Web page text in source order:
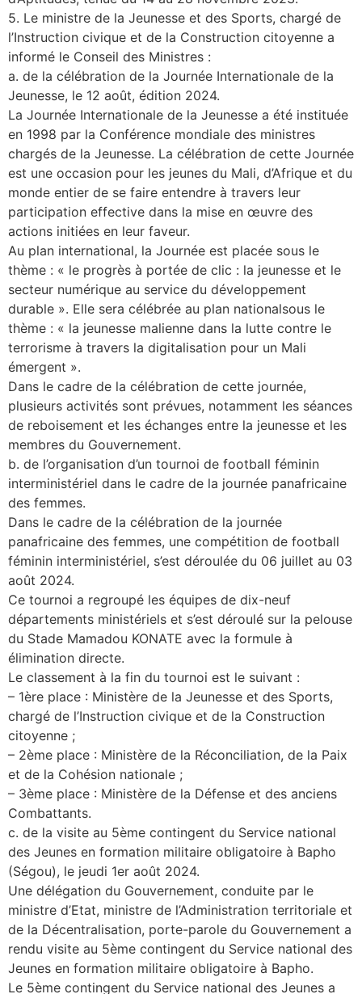
5. Le ministre de la Jeunesse et des Sports, chargé de
l’Instruction civique et de la Construction citoyenne a
informé le Conseil des Ministres :
a. de la célébration de la Journée Internationale de la
Jeunesse, le 12 août, édition 2024.
La Journée Internationale de la Jeunesse a été instituée
en 1998 par la Conférence mondiale des ministres
chargés de la Jeunesse. La célébration de cette Journée
est une occasion pour les jeunes du Mali, d’Afrique et du
monde entier de se faire entendre à travers leur
participation effective dans la mise en œuvre des
actions initiées en leur faveur.
Au plan international, la Journée est placée sous le
thème : « le progrès à portée de clic : la jeunesse et le
secteur numérique au service du développement
durable ». Elle sera célébrée au plan nationalsous le
thème : « la jeunesse malienne dans la lutte contre le
terrorisme à travers la digitalisation pour un Mali
émergent ».
Dans le cadre de la célébration de cette journée,
plusieurs activités sont prévues, notamment les séances
de reboisement et les échanges entre la jeunesse et les
membres du Gouvernement.
b. de l’organisation d’un tournoi de football féminin
interministériel dans le cadre de la journée panafricaine
des femmes.
Dans le cadre de la célébration de la journée
panafricaine des femmes, une compétition de football
féminin interministériel, s’est déroulée du 06 juillet au 03
août 2024.
Ce tournoi a regroupé les équipes de dix-neuf
départements ministériels et s’est déroulé sur la pelouse
du Stade Mamadou KONATE avec la formule à
élimination directe.
Le classement à la fin du tournoi est le suivant :
– 1ère place : Ministère de la Jeunesse et des Sports,
chargé de l’Instruction civique et de la Construction
citoyenne ;
– 2ème place : Ministère de la Réconciliation, de la Paix
et de la Cohésion nationale ;
– 3ème place : Ministère de la Défense et des anciens
Combattants.
c. de la visite au 5ème contingent du Service national
des Jeunes en formation militaire obligatoire à Bapho
(Ségou), le jeudi 1er août 2024.
Une délégation du Gouvernement, conduite par le
ministre d’Etat, ministre de l’Administration territoriale et
de la Décentralisation, porte-parole du Gouvernement a
rendu visite au 5ème contingent du Service national des
Jeunes en formation militaire obligatoire à Bapho.
Le 5ème contingent du Service national des Jeunes a